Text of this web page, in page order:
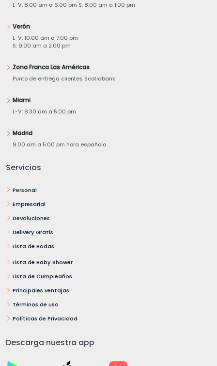
L-V: 8:00 am a 6:00 pm S: 8:00 am a 1:00 pm
Verón
L-V: 10:00 am a 7:00 pm
S: 9:00 am a 2:00 pm
Zona Franca Las Américas
Punto de entrega clientes Scotiabank
Miami
L-V: 8:30 am a 5:00 pm
Madrid
9:00 am a 5:00 pm hora española
Servicios
Personal
Empresarial
Devoluciones
Delivery Gratis
Lista de Bodas
Lista de Baby Shower
Lista de Cumpleaños
Principales ventajas
Términos de uso
Políticas de Privacidad
Descarga nuestra app